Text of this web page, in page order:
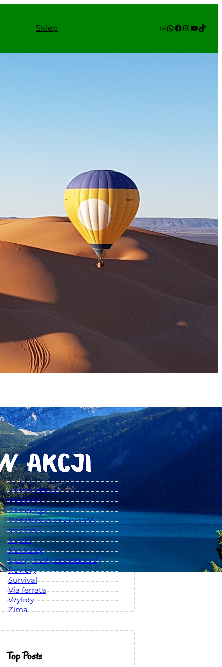
Sklep Link WhatsApp Facebook InstagramYouTube TikTok
Kategorie
Administracja
Bieganie
Campingi
Dodatkowa działalność
Imprezy
Kajaki
Konkursy
Łyżwy, narty, snowboard
Rowery
Survival
Via ferrata
Wyloty
Zima
Top Posts